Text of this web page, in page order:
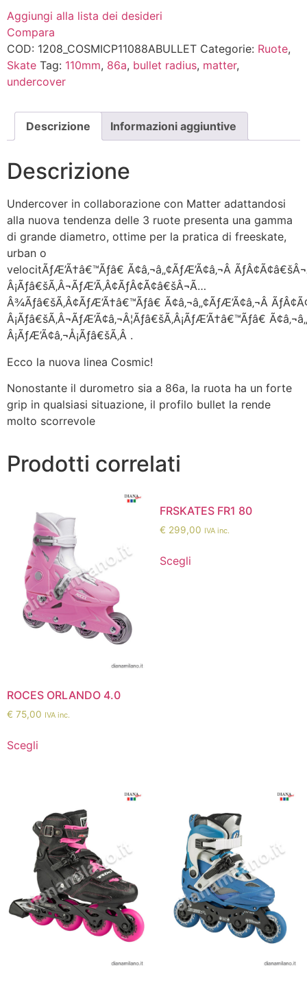
Aggiungi alla lista dei desideri
Compara
COD: 1208_COSMICP11088ABULLET Categorie: Ruote,
Skate Tag: 110mm, 86a, bullet radius, matter,
undercover
Descrizione Informazioni aggiuntive
Descrizione
Undercover in collaborazione con Matter adattandosi
alla nuova tendenza delle 3 ruote presenta una gamma
di grande diametro, ottime per la pratica di freeskate,
urban o
velocitÃƒÆ’Ã†â€™Ãƒâ€ Ã¢â‚¬â„¢ÃƒÆ’Ã¢â‚¬Â
Â¡Ãƒâ€šÃ‚Â¬ÃƒÆ’Ã‚Â¢ÃƒÂ¢Ã¢â€šÂ¬Ã…
Â¾Ãƒâ€šÃ‚Â¢ÃƒÆ’Ã†â€™Ãƒâ€ Ã¢â‚¬â„¢ÃƒÆ’Ã¢â‚¬Â
Â¡Ãƒâ€šÃ‚Â¬ÃƒÆ’Ã¢â‚¬Â¦Ãƒâ€šÃ‚Â¡ÃƒÆ’Ã†â€™Ãƒâ€
Â¡ÃƒÆ’Ã¢â‚¬Å¡Ãƒâ€šÃ‚Â .
Ecco la nuova linea Cosmic!
Nonostante il durometro sia a 86a, la ruota ha un forte
grip in qualsiasi situazione, il profilo bullet la rende
molto scorrevole
Prodotti correlati
ROCES ORLANDO 4.0
€ 75,00 IVA inc.
Scegli
FRSKATES FR1 80
€ 299,00 IVA inc.
Scegli